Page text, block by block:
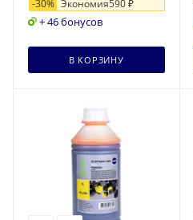
-30% Экономия590₽
+ 46 бонусов
В КОРЗИНУ